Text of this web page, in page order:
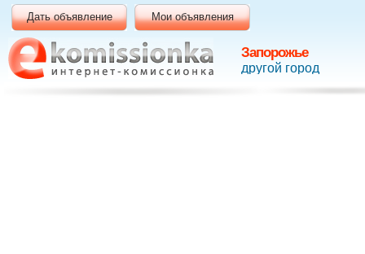
Запорожье
другой город
Дать объявление Мои объявления